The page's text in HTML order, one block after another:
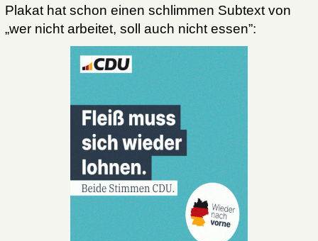
Plakat hat schon einen schlimmen Subtext von
„wer nicht arbeitet, soll auch nicht essen”: